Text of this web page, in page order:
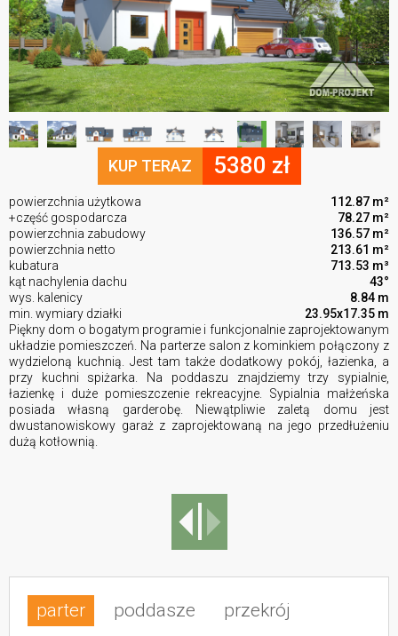
KUP TERAZ 5380 zł
powierzchnia użytkowa
112.87 m²
+część gospodarcza
78.27 m²
powierzchnia zabudowy
136.57 m²
powierzchnia netto
213.61 m²
kubatura
713.53 m³
kąt nachylenia dachu
43°
wys. kalenicy
8.84 m
min. wymiary działki
23.95x17.35 m
Piękny dom o bogatym programie i funkcjonalnie zaprojektowanym
układzie pomieszczeń. Na parterze salon z kominkiem połączony z
wydzieloną kuchnią. Jest tam także dodatkowy pokój, łazienka, a
przy kuchni spiżarka. Na poddaszu znajdziemy trzy sypialnie,
łazienkę i duże pomieszczenie rekreacyjne. Sypialnia małżeńska
posiada własną garderobę. Niewątpliwie zaletą domu jest
dwustanowiskowy garaż z zaprojektowaną na jego przedłużeniu
dużą kotłownią.
parter poddasze przekrój